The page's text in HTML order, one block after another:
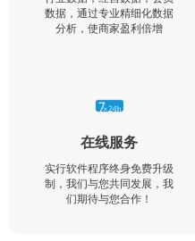
数据，通过专业精细化数据
分析，使商家盈利倍增
在线服务
实行软件程序终身免费升级
制，我们与您共同发展，我
们期待与您合作！